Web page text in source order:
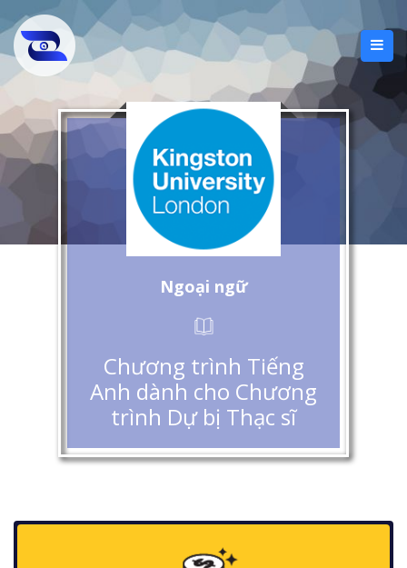
Ngoại ngữ
Chương trình Tiếng
Anh dành cho Chương
trình Dự bị Thạc sĩ